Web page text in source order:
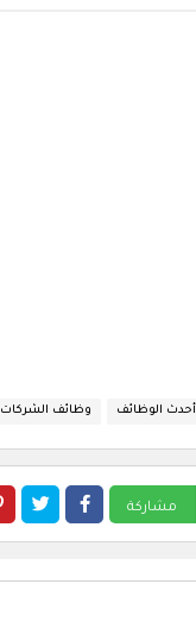
أحدث الوظائف وظائف الشركات
مشاركة